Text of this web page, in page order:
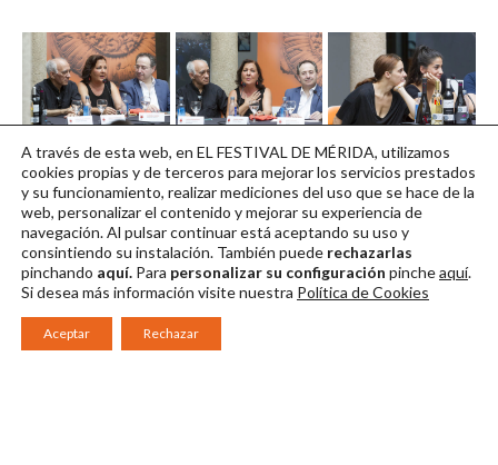
Séneca RdP / Foto:
Jero Morales 07
Descargar en alta
Séneca RdP / Foto:
Jero Morales 08
Descargar en alta
Séneca RdP / Foto:
Jero Morales 09
Descargar en alta
A través de esta web, en EL FESTIVAL DE MÉRIDA, utilizamos
cookies propias y de terceros para mejorar los servicios prestados
y su funcionamiento, realizar mediciones del uso que se hace de la
web, personalizar el contenido y mejorar su experiencia de
navegación. Al pulsar continuarestá aceptando su uso y
consintiendo su instalación. También puede rechazarlas
pinchando aquí. Para personalizar su configuración pincheaquí.
Si desea más información visite nuestra Política de Cookies
Aceptar Rechazar